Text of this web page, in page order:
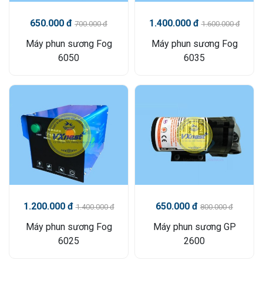
650.000 đ 700.000 đ
Máy phun sương Fog
6050
1.400.000 đ1.600.000 đ
Máy phun sương Fog
6035
1.200.000 đ1.400.000 đ
Máy phun sương Fog
6025
650.000 đ 800.000 đ
Máy phun sương GP
2600